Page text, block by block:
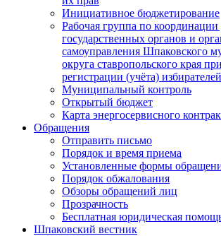
Инициативное бюджетирование
Рабочая группа по координации
государственных органов и
самоуправления Шпаковского
округа ставропольского края
регистрации (учёта) избирателей
Муниципальный контроль
Открытый бюджет
Карта энергосервисного
Обращения
Отправить письмо
Порядок и время приема
Установленные формы
Порядок обжалования
Обзоры обращений лиц
Прозрачность
Бесплатная юридическая
Шпаковский вестник